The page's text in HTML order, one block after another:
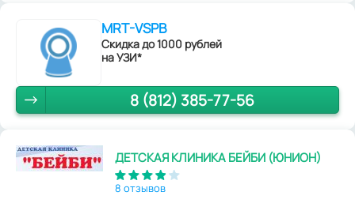
MRT-VSPB
Скидка до 1000 рублей
на УЗИ*
8 (812) 385-77-56
ДЕТСКАЯ КЛИНИКА БЕЙБИ (ЮНИОН)
8 отзывов